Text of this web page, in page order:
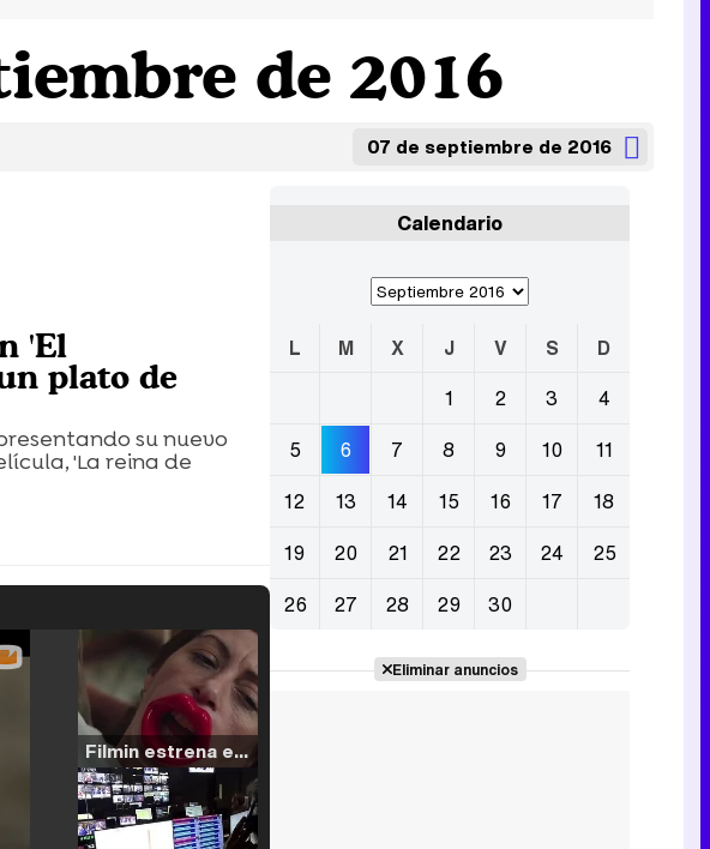
de 2016
07 de septiembre de 2016
'El
plato de
su nuevo
'La reina de
Filmin estrena el tráiler de 'Millennial Mal', su nueva comedia universitaria de la mano de Lorena Iglesias
Calendario
L M X J V S
D
1
2 3
4
5
6 7 8 9 10
11
12
13 14 15 16 17
18
19
20 21 22 23 24
25
26
27 28 29 30
Eliminar anuncios